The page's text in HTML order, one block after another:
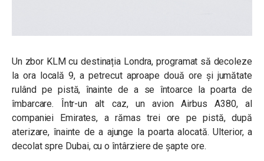
Un zbor KLM cu destinația Londra, programat să decoleze
la ora locală 9, a petrecut aproape două ore și jumătate
rulând pe pistă, înainte de a se întoarce la poarta de
îmbarcare. Într-un alt caz, un avion Airbus A380, al
companiei Emirates, a rămas trei ore pe pistă, după
aterizare, înainte de a ajunge la poarta alocată. Ulterior, a
decolat spre Dubai, cu o întârziere de șapte ore.